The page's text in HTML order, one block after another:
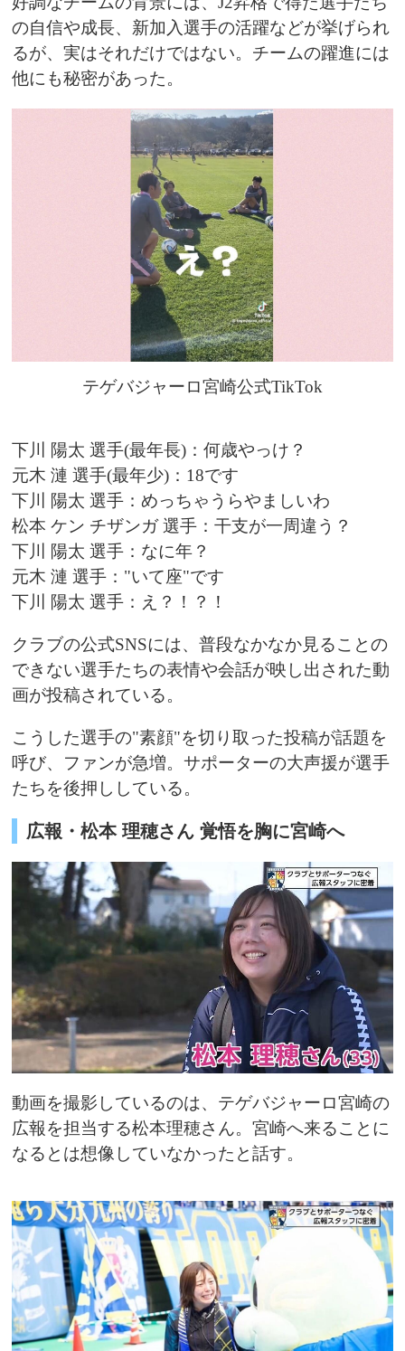
の自信や成長、新加入選手の活躍などが挙げられ
るが、実はそれだけではない。チームの躍進には
他にも秘密があった。
テゲバジャーロ宮崎公式TikTok
下川 陽太 選手(最年長)：何歳やっけ？
元木 漣 選手(最年少)：18です
下川 陽太 選手：めっちゃうらやましいわ
松本 ケン チザンガ 選手：干支が一周違う？
下川 陽太 選手：なに年？
元木 漣 選手："いて座"です
下川 陽太 選手：え？！？！
クラブの公式SNSには、普段なかなか見ることの
できない選手たちの表情や会話が映し出された動
画が投稿されている。
こうした選手の"素顔"を切り取った投稿が話題を
呼び、ファンが急増。サポーターの大声援が選手
たちを後押ししている。
広報・松本 理穂さん 覚悟を胸に宮崎へ
動画を撮影しているのは、テゲバジャーロ宮崎の
広報を担当する松本理穂さん。宮崎へ来ることに
なるとは想像していなかったと話す。